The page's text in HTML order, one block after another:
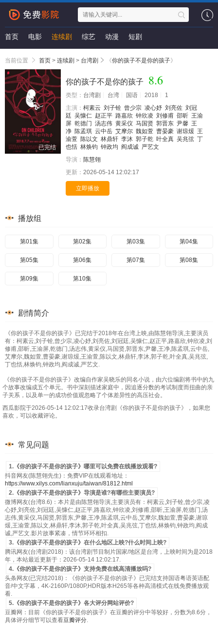
首页 电影 连续剧 综艺 动漫 短剧
当前位置 首页 > 连续剧 > 台湾剧 《你的孩子不是你的孩子》
已完结
你的孩子不是你的孩子 8.6
类型： 台湾剧 台湾 国语 2018
1
主演： 柯素云 刘子铨 曾少宗 凌心妤 刘亮佐 刘冠
廷 吴慷仁 赵正平 路嘉欣 钟欣凌 刘修甫 邵昕 王渝
屏 乾德门 汤志伟 黄采仪 马国贤 郭晋东 尹馨 王
净 陈孟琪 云中岳 艾摩尔 魏如萱 曹晏豪 谢琼煖 王
渝萱 陈以文 林鼎轩 李沐 郭子乾 叶全真 吴兆弦 丁
也恬 林焕钧 钟政均 阎成诚 严艺文
导演： 陈慧翎
更新： 2026-05-14 12:02:17
立即播放
播放组
第01集 第02集 第03集 第04集
第05集 第06集 第07集 第08集
第09集 第10集
剧情简介
《你的孩子不是你的孩子》已完结于2018年在台湾上映,由陈慧翎导演,主要演员
有：柯素云,刘子铨,曾少宗,凌心妤,刘亮佐,刘冠廷,吴慷仁,赵正平,路嘉欣,钟欣凌,刘
修甫,邵昕,王渝屏,乾德门,汤志伟,黄采仪,马国贤,郭晋东,尹馨,王净,陈孟琪,云中岳,
艾摩尔,魏如萱,曹晏豪,谢琼煖,王渝萱,陈以文,林鼎轩,李沐,郭子乾,叶全真,吴兆弦,
丁也恬,林焕钧,钟政均,阎成诚,严艺文.
《你的孩子不是你的孩子》改编自作家吴晓乐的同名小说，由六位编剧将书中的九
个故事改编成五个单元。书中深刻描述家庭中，因追逐分数的考试制度而扭曲的亲
子关系，以及单一的成功价值观忽略了个体差异性的高压社会。
西瓜影院于2026-05-14 12:02:17收录台湾剧《你的孩子不是你的孩子》，如果您
喜欢，可以收藏评论。
常见问题
1.《你的孩子不是你的孩子》哪里可以免费在线播放观看?
抖音网友(陈慧翎先生)：免费VIP在线观看地址：
https://www.xilys.com/lianxuju/taiwan/81812.html
2.《你的孩子不是你的孩子》导演是谁?有哪些主要演员?
微博网友(台湾8.6)：本片是由陈慧翎导演,主要演员有：柯素云,刘子铨,曾少宗,凌
心妤,刘亮佐,刘冠廷,吴慷仁,赵正平,路嘉欣,钟欣凌,刘修甫,邵昕,王渝屏,乾德门,汤
志伟,黄采仪,马国贤,郭晋东,尹馨,王净,陈孟琪,云中岳,艾摩尔,魏如萱,曹晏豪,谢琼
煖,王渝萱,陈以文,林鼎轩,李沐,郭子乾,叶全真,吴兆弦,丁也恬,林焕钧,钟政均,阎成
诚,严艺文.影片故事紧凑，情节环环相扣.
3.《你的孩子不是你的孩子》在什么地区上映?什么时间上映?
腾讯网友(台湾剧2018)：该台湾剧节目制片国家/地区是台湾，上映时间为是2018
年，本站最近更新于：2026-05-14 12:02:17.
4.《你的孩子不是你的孩子》支持免费在线高清播放吗?
头条网友(已完结2018)：《你的孩子不是你的孩子》已完结支持国语粤语英语配
音/中文字幕，4K-2160P/1080P,HDR版本H265等各种高清模式在线免费播放观
看.
5.《你的孩子不是你的孩子》各大评分网站评价?
豆瓣网：目前《你的孩子不是你的孩子》在豆瓣的评分中等较好，分数为8.6分，
具体评分细节可以查看豆瓣评分.